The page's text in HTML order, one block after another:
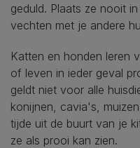
geduld. Plaats ze nooit
vechten met je andere
Katten en honden leren
of leven in ieder geval
geldt niet voor alle
konijnen, cavia's,
tijde uit de buurt van je
ze als prooi kan zien.